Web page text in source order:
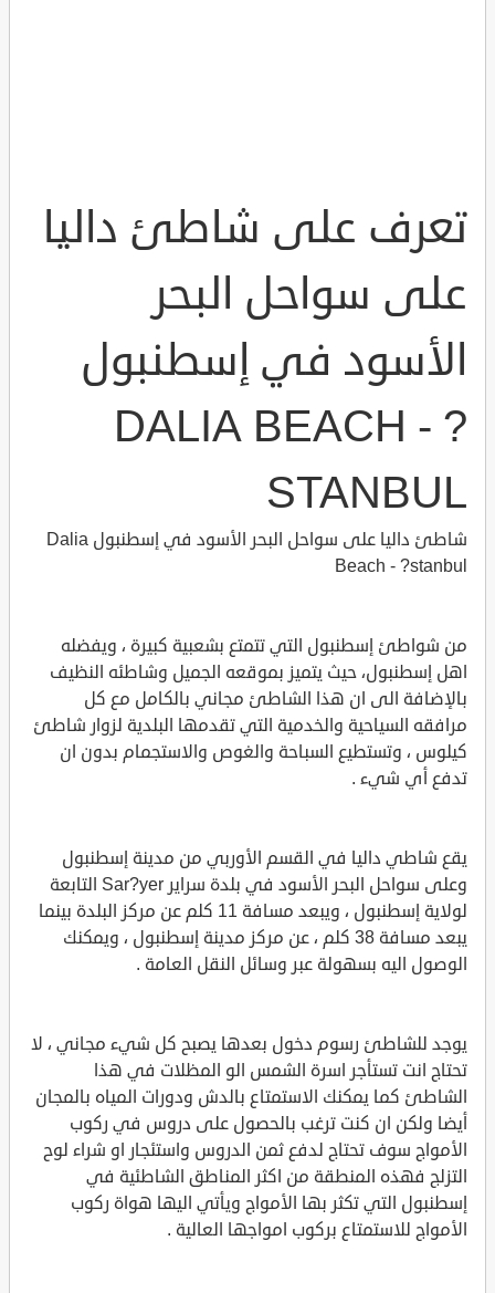
تعرف على شاطئ داليا
على سواحل البحر
الأسود في إسطنبول
DALIA BEACH - ?
STANBUL
شاطئ داليا على سواحل البحر الأسود في إسطنبول Dalia
Beach - ?stanbul
من شواطئ إسطنبول التي تتمتع بشعبية كبيرة ، ويفضله
اهل إسطنبول، حيث يتميز بموقعه الجميل وشاطئه النظيف
بالإضافة الى ان هذا الشاطئ مجاني بالكامل مع كل
مرافقه السياحية والخدمية التي تقدمها البلدية لزوار شاطئ
كيلوس ، وتستطيع السباحة والغوص والاستجمام بدون ان
تدفع أي شيء .
يقع شاطي داليا في القسم الأوربي من مدينة إسطنبول
وعلى سواحل البحر الأسود في بلدة سراير Sar?yer التابعة
لولاية إسطنبول ، ويبعد مسافة 11 كلم عن مركز البلدة بينما
يبعد مسافة 38 كلم ، عن مركز مدينة إسطنبول ، ويمكنك
الوصول اليه بسهولة عبر وسائل النقل العامة .
يوجد للشاطئ رسوم دخول بعدها يصبح كل شيء مجاني ، لا
تحتاج انت تستأجر اسرة الشمس الو المظلات في هذا
الشاطئ كما يمكنك الاستمتاع بالدش ودورات المياه بالمجان
أيضا ولكن ان كنت ترغب بالحصول على دروس في ركوب
الأمواج سوف تحتاج لدفع ثمن الدروس واستئجار او شراء لوح
التزلج فهذه المنطقة من اكثر المناطق الشاطئية في
إسطنبول التي تكثر بها الأمواج ويأتي اليها هواة ركوب
الأمواج للاستمتاع بركوب امواجها العالية .